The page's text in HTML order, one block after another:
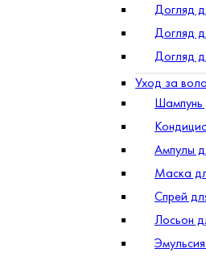
Догляд
Догляд
Догляд
Уход за
Шампунь
Ампулы
Маска
Спрей
Лосьон